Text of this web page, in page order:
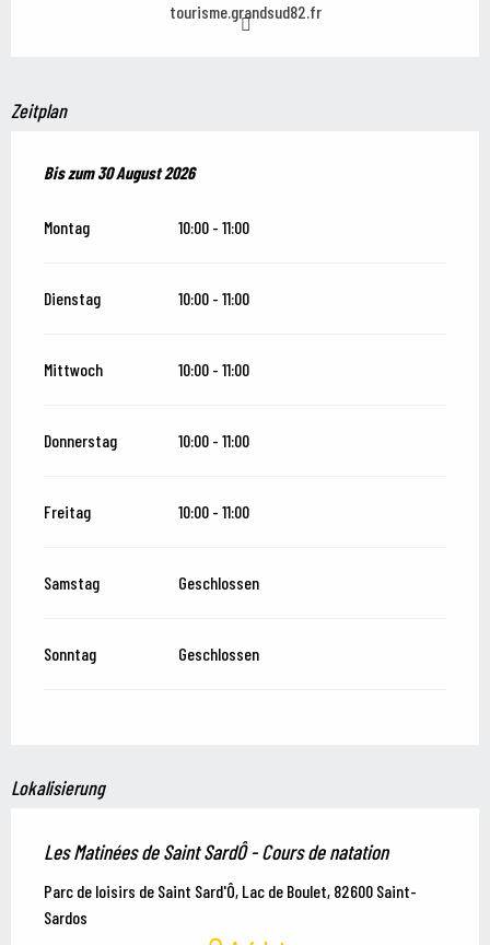
tourisme.grandsud82.fr
Zeitplan
vom27 Juni 2026bis zum
Bis zum30 August 2026
Montag 10:00 - 11:00
Dienstag 10:00 - 11:00
Mittwoch 10:00 - 11:00
Donnerstag 10:00 - 11:00
Freitag 10:00 - 11:00
Samstag Geschlossen
Sonntag Geschlossen
Lokalisierung
Les Matinées de Saint SardÔ - Cours de natation
Parc de loisirs de Saint Sard'Ô, Lac de Boulet, 82600 Saint-
Sardos